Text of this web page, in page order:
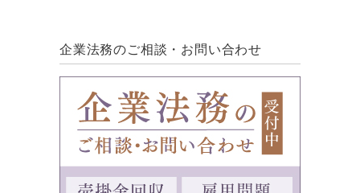
企業法務のご相談・お問い合わせ